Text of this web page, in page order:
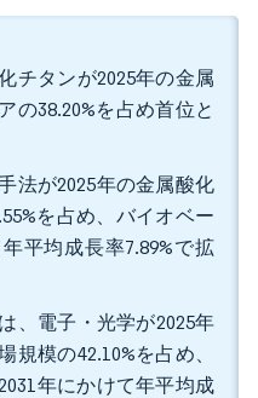
チタンが2025年の金属
の38.20%を占め首位と
法が2025年の金属酸化
を占め、バイオベー
平均成長率7.89%で拡
、電子・光学が2025年
模の42.10%を占め、
年にかけて年平均成